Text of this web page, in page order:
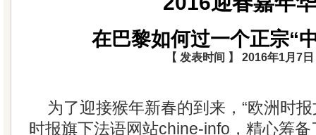
在巴黎如何过一个正宗“
【 发表时间 】 2016年1月7日
为了迎接猴年新春的到来，“欧洲时
时报旗下法语网站chine-info，精心筹备